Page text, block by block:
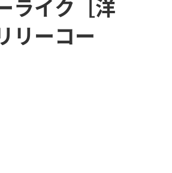
ライク［洋
リーコー